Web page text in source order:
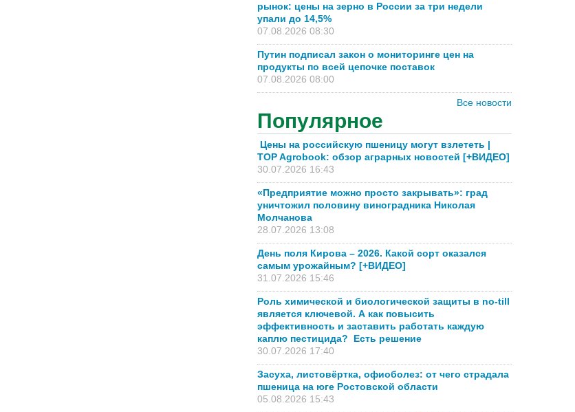
рынок: цены на зерно в России за три недели
упали до 14,5%
07.08.2026 08:30
Путин подписал закон о мониторинге цен на
продукты по всей цепочке поставок
07.08.2026 08:00
Все новости
Популярное
Цены на российскую пшеницу могут взлететь |
TOP Agrobook: обзор аграрных новостей [+ВИДЕО]
30.07.2026 16:43
«Предприятие можно просто закрывать»: град
уничтожил половину виноградника Николая
Молчанова
28.07.2026 13:08
День поля Кирова – 2026. Какой сорт оказался
самым урожайным? [+ВИДЕО]
31.07.2026 15:46
Роль химической и биологической защиты в no-till
является ключевой. А как повысить
эффективность и заставить работать каждую
каплю пестицида? Есть решение
30.07.2026 17:40
Засуха, листовёртка, офиоболез: от чего страдала
пшеница на юге Ростовской области
05.08.2026 15:43